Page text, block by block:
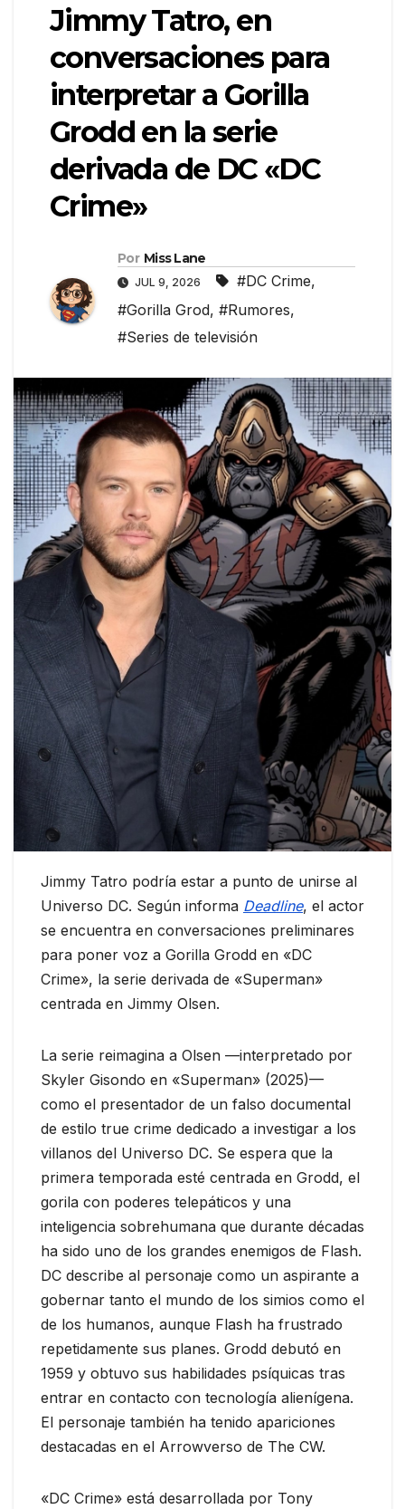
Jimmy Tatro, en
conversaciones para
interpretar a Gorilla
Grodd en la serie
derivada de DC «DC
Crime»
Por Miss Lane
JUL 9, 2026 #DC Crime,
#Gorilla Grod, #Rumores,
#Series de televisión
Jimmy Tatro podría estar a punto de unirse al
Universo DC. Según informa Deadline, el actor
se encuentra en conversaciones preliminares
para poner voz a Gorilla Grodd en «DC
Crime», la serie derivada de «Superman»
centrada en Jimmy Olsen.
La serie reimagina a Olsen —interpretado por
Skyler Gisondo en «Superman» (2025)—
como el presentador de un falso documental
de estilo true crime dedicado a investigar a los
villanos del Universo DC. Se espera que la
primera temporada esté centrada en Grodd, el
gorila con poderes telepáticos y una
inteligencia sobrehumana que durante décadas
ha sido uno de los grandes enemigos de Flash.
DC describe al personaje como un aspirante a
gobernar tanto el mundo de los simios como el
de los humanos, aunque Flash ha frustrado
repetidamente sus planes. Grodd debutó en
1959 y obtuvo sus habilidades psíquicas tras
entrar en contacto con tecnología alienígena.
El personaje también ha tenido apariciones
destacadas en el Arrowverso de The CW.
«DC Crime» está desarrollada por Tony